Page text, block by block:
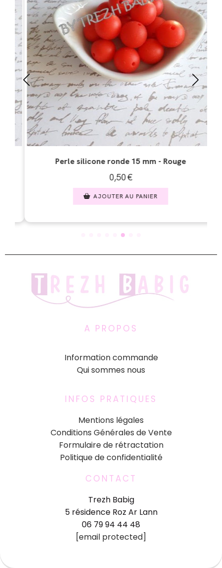
Perle silicone ronde 15 mm - Orange
0,50€
AJOUTER AU PANIER
A PROPOS
Information commande
Qui sommes nous
INFOS PRATIQUES
Mentions légales
Conditions Générales de Vente
Formulaire de rétractation
Politique de confidentialité
CONTACT
Trezh Babig
5 résidence Roz Ar Lann
06 79 94 44 48
[email protected]